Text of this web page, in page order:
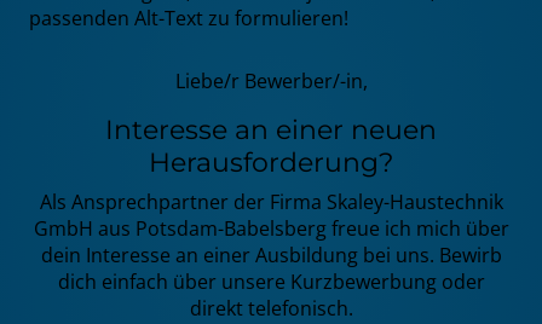
Liebe/r Bewerber/-in,
Interesse an einer neuen
Herausforderung?
Als Ansprechpartner der Firma Skaley-Haustechnik
GmbH aus Potsdam-Babelsberg freue ich mich über
dein Interesse an einer Ausbildung bei uns. Bewirb
dich einfach über unsere Kurzbewerbung oder
direkt telefonisch.